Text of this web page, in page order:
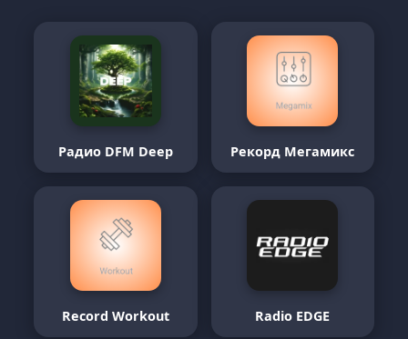
Радио DFM Deep Рекорд Мегамикс
Record Workout Radio EDGE